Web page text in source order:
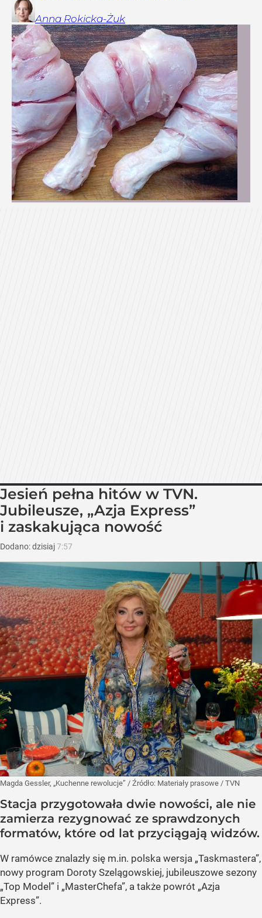
Anna Rokicka-Żuk
Jesień pełna hitów w TVN.
Jubileusze, „Azja Express”
i zaskakująca nowość
Dodano:dzisiaj7:57
Magda Gessler, „Kuchenne rewolucje” / Źródło: Materiały prasowe / TVN
Stacja przygotowała dwie nowości, ale nie
zamierza rezygnować ze sprawdzonych
formatów, które od lat przyciągają widzów.
W ramówce znalazły się m.in. polska wersja „Taskmastera”,
nowy program Doroty Szelągowskiej, jubileuszowe sezony
„Top Model” i „MasterChefa”, a także powrót „Azja
Express”.